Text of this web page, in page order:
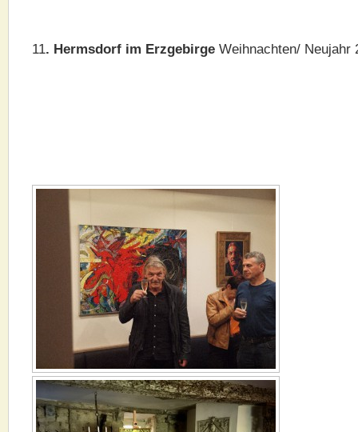
11. Hermsdorf im Erzgebirge Weihnachten/ Neujahr